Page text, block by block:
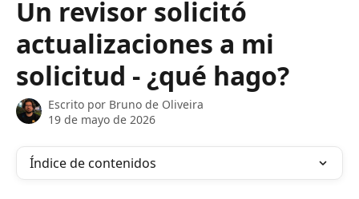
Un revisor solicitó
actualizaciones a mi
solicitud - ¿qué hago?
Escrito por Bruno de Oliveira
19 de mayo de 2026
Índice de contenidos